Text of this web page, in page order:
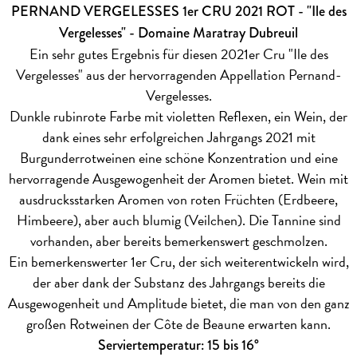
PERNAND VERGELESSES 1er CRU 2021 ROT - "Ile des
Vergelesses" - Domaine Maratray Dubreuil
Ein sehr gutes Ergebnis für diesen 2021er Cru "Ile des
Vergelesses" aus der hervorragenden Appellation Pernand-
Vergelesses.
Dunkle rubinrote Farbe mit violetten Reflexen, ein Wein, der
dank eines sehr erfolgreichen Jahrgangs 2021 mit
Burgunderrotweinen eine schöne Konzentration und eine
hervorragende Ausgewogenheit der Aromen bietet. Wein mit
ausdrucksstarken Aromen von roten Früchten (Erdbeere,
Himbeere), aber auch blumig (Veilchen). Die Tannine sind
vorhanden, aber bereits bemerkenswert geschmolzen.
Ein bemerkenswerter 1er Cru, der sich weiterentwickeln wird,
der aber dank der Substanz des Jahrgangs bereits die
Ausgewogenheit und Amplitude bietet, die man von den ganz
großen Rotweinen der Côte de Beaune erwarten kann.
Serviertemperatur: 15 bis 16°